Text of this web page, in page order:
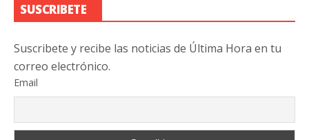
SUSCRIBETE
Suscribete y recibe las noticias de Última Hora en tu
correo electrónico.
Email